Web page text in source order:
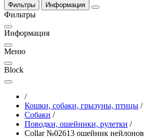
Фильтры Информация
Фильтры
Информация
Меню
Block
/
Кошки, собаки, грызуны, птицы /
Собаки /
Поводки, ошейники, рулетки /
Collar №02613 ошейник